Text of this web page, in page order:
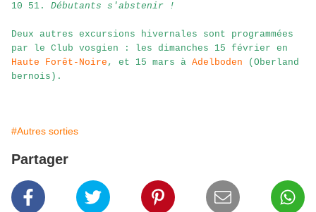
10 51. Débutants s'abstenir !
Deux autres excursions hivernales sont programmées
par le Club vosgien : les dimanches 15 février en
Haute Forêt-Noire , et 15 mars à Adelboden (Oberland
bernois).
#Autres sorties
Partager